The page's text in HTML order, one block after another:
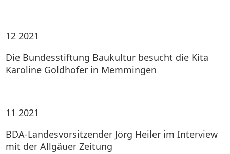
12 2021
Die Bundesstiftung Baukultur besucht die Kita
Karoline Goldhofer in Memmingen
11 2021
BDA-Landesvorsitzender Jörg Heiler im Interview
mit der Allgäuer Zeitung